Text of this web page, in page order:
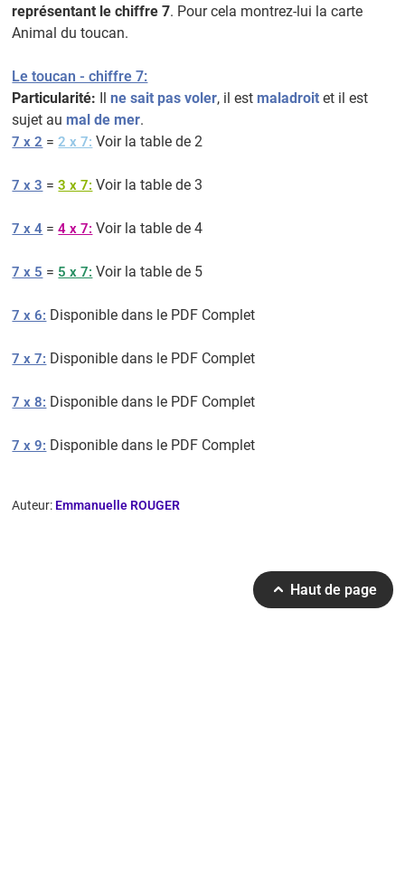
représentant le chiffre 7. Pour cela montrez-lui la carte
Animal du toucan.
Le toucan - chiffre 7:
Particularité: Ilne sait pas voler, il est maladroit et il est
sujet au mal de mer.
7 x 2 =2 x 7: Voir la table de 2
7 x 3 =3 x 7: Voir la table de 3
7 x 4 =4 x 7: Voir la table de 4
7 x 5 = 5 x 7: Voir la table de 5
7 x 6: Disponible dans le PDF Complet
7 x 7: Disponible dans le PDF Complet
7 x 8: Disponible dans le PDF Complet
7 x 9: Disponible dans le PDF Complet
Auteur: Emmanuelle ROUGER
Haut de page